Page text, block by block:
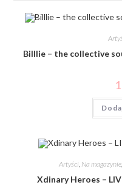
Billlie – the collective
Artyści, Na magazynie,
Xdinary Heroes –